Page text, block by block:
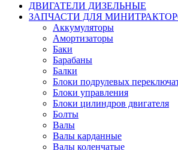
ДВИГАТЕЛИ ДИЗЕЛЬНЫЕ
ЗАПЧАСТИ ДЛЯ
Аккумуляторы
Амортизаторы
Баки
Барабаны
Балки
Блоки подрулевых
Блоки управления
Блоки цилиндров двигателя
Болты
Валы
Валы карданные
Валы коленчатые